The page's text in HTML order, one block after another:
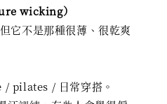
wicking）
它不是那種很薄、很乾爽
pilates / 日常穿搭。